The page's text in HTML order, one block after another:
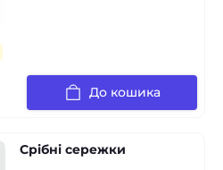
До кошика
Срібні сережки